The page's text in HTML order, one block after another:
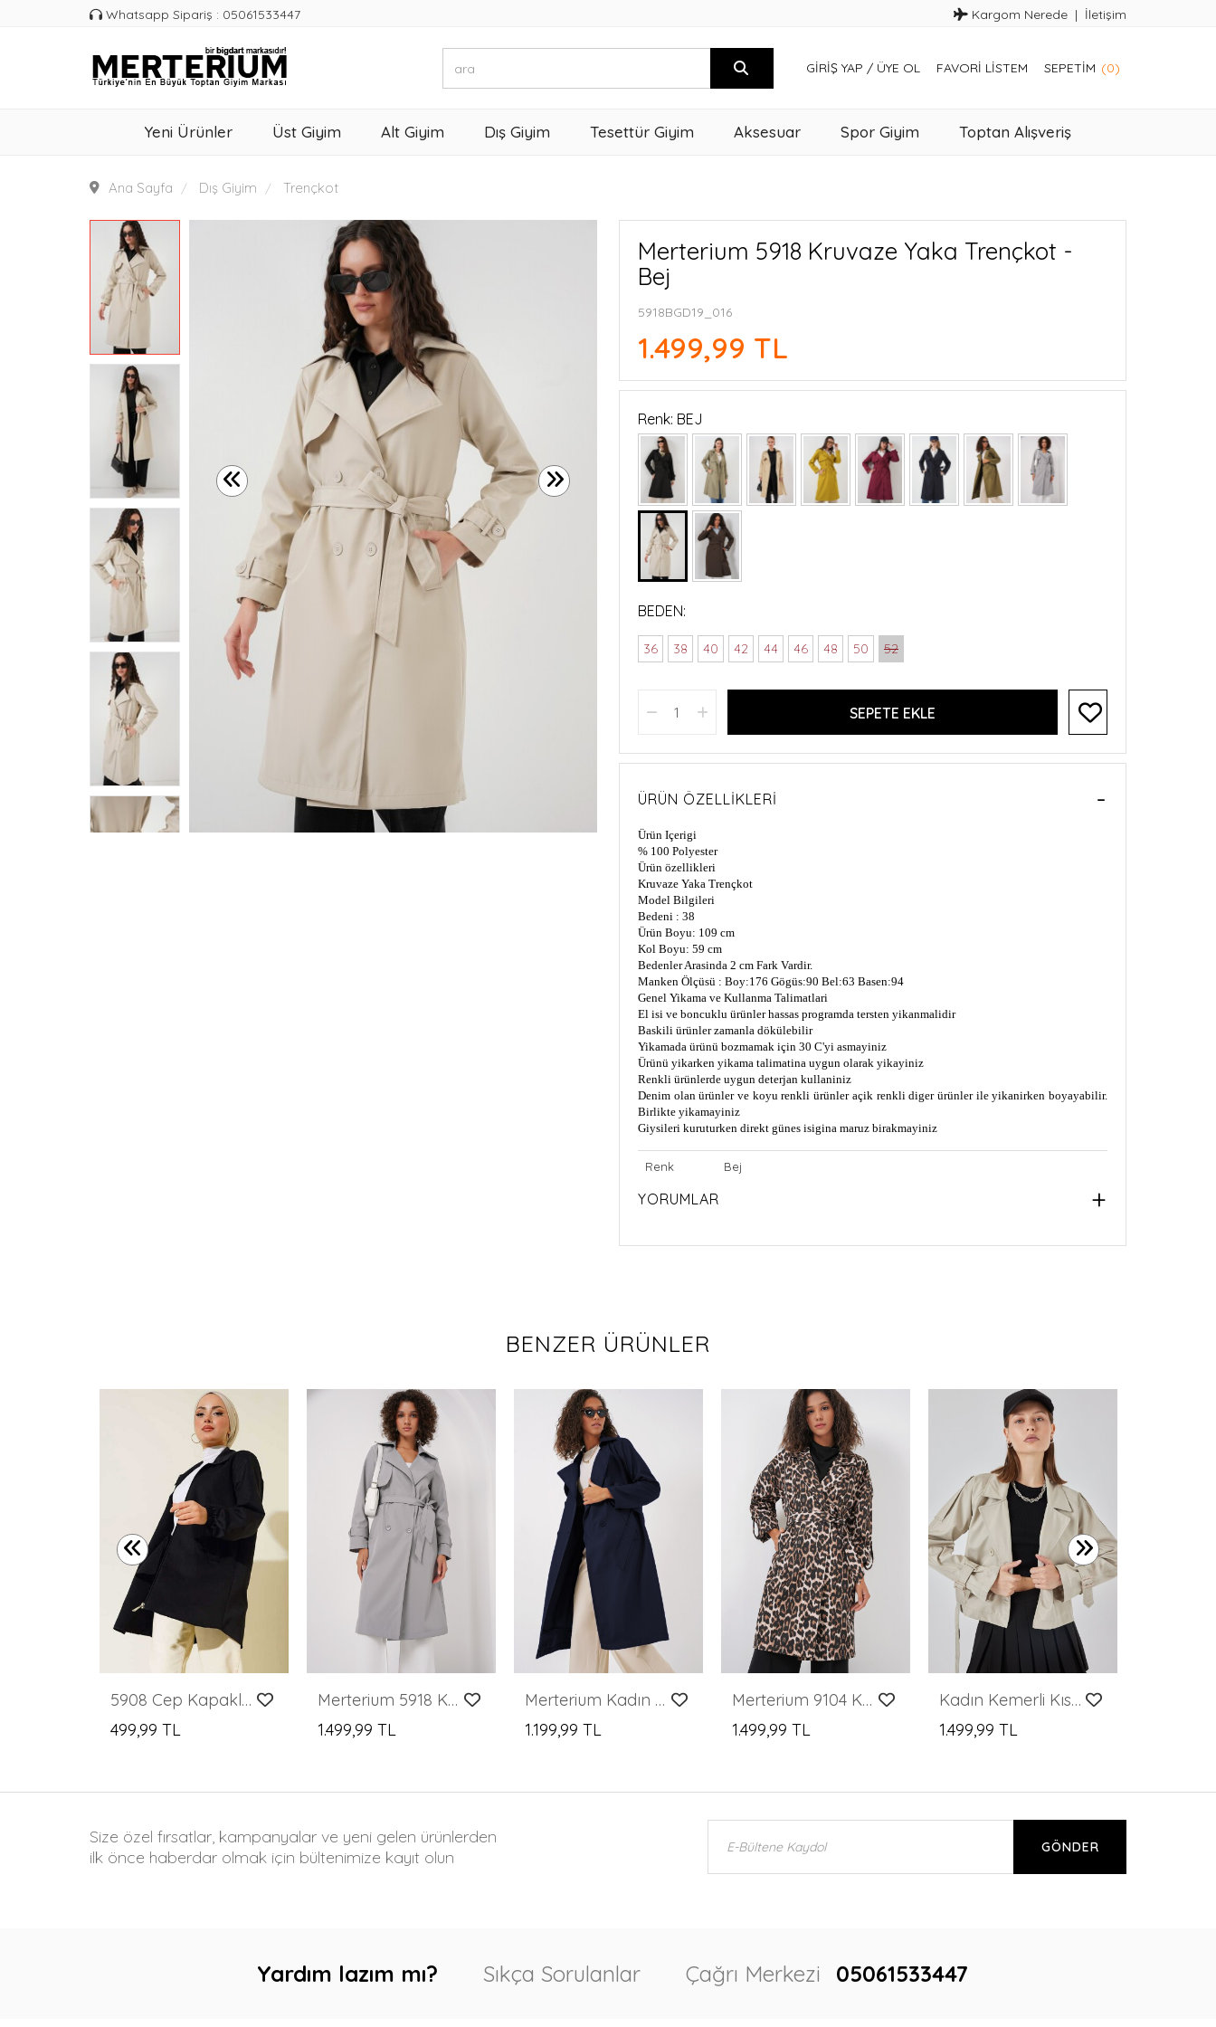
Whatsapp Sipariş : 05061533447 Kargom Nerede İletişim
GIRIŞ YAP / ÜYE OL FAVORI LISTEM SEPETIM (0)
Yeni Ürünler Üst Giyim Alt Giyim Dış Giyim Tesettür Giyim Aksesuar Spor Giyim Toptan Alışveriş
Ana Sayfa Dış Giyim Trençkot
Merterium 5918 Kruvaze Yaka Trençkot -
Bej
5918BGD19_016
1.499,99 TL
Renk: BEJ
BEDEN:
36 38 40 42 44 46 48 50 52
SEPETE EKLE
ÜRÜN ÖZELLIKLERI
Ürün Içerigi
% 100 Polyester
Ürün özellikleri
Kruvaze Yaka Trençkot
Model Bilgileri
Bedeni : 38
Ürün Boyu: 109 cm
Kol Boyu: 59 cm
Bedenler Arasinda 2 cm Fark Vardir.
Manken Ölçüsü : Boy:176 Gögüs:90 Bel:63 Basen:94
Genel Yikama ve Kullanma Talimatlari
El isi ve boncuklu ürünler hassas programda tersten yikanmalidir
Baskili ürünler zamanla dökülebilir
Yikamada ürünü bozmamak için 30 C'yi asmayiniz
Ürünü yikarken yikama talimatina uygun olarak yikayiniz
Renkli ürünlerde uygun deterjan kullaniniz
Denim olan ürünler ve koyu renkli ürünler açik renkli diger ürünler ile yikanirken boyayabilir.
Birlikte yikamayiniz
Giysileri kuruturken direkt günes isigina maruz birakmayiniz
Renk Bej
YORUMLAR
BENZER ÜRÜNLER
5908 Cep Kapaklı Kısa Trençkot - Siyah
499,99 TL
Merterium 5918 Kruvaze Yaka Trençkot - Gri
1.499,99 TL
Merterium Kadın Kruvaze Yaka Kuşaklı Trençkot - Lacivert
1.199,99 TL
Merterium 9104 Kruvaze Yaka Astarlı Trençkot - M. Kahverengi
1.499,99 TL
Kadın Kemerli Kısa Trençkot 5970 - Taş
1.499,99 TL
Size özel fırsatlar, kampanyalar ve yeni gelen ürünlerden
ilk önce haberdar olmak için bültenimize kayıt olun
GÖNDER
Yardım lazım mı? Sıkça Sorulanlar Çağrı Merkezi 05061533447